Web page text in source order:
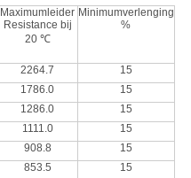
Maximumleider
Resistance bij
20 ℃
Minimumverlenging
%
2264.7
15
1786.0
15
1286.0
15
1111.0
15
908.8
15
853.5
15